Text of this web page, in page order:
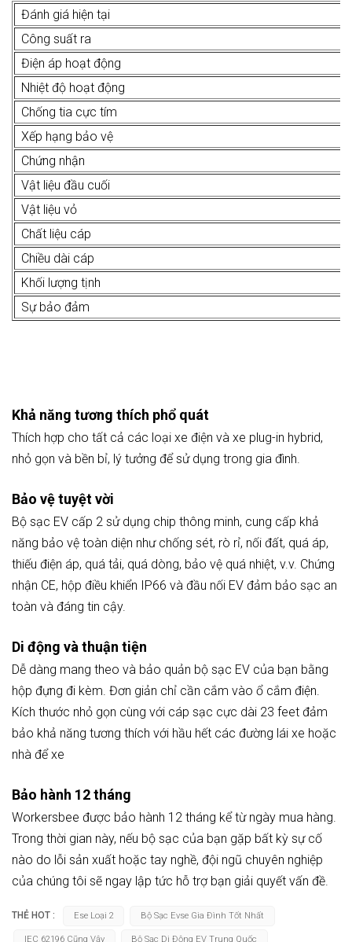
Đánh giá hiện tại
Công suất ra
Điện áp hoạt động
Nhiệt độ hoạt động
Chống tia cực tím
Xếp hạng bảo vệ
Chứng nhận
Vật liệu đầu cuối
Vật liệu vỏ
Chất liệu cáp
Chiều dài cáp
Khối lượng tịnh
Sự bảo đảm
Khả năng tương thích phổ quát
Thích hợp cho tất cả các loại xe điện và xe plug-in hybrid,
nhỏ gọn và bền bỉ, lý tưởng để sử dụng trong gia đình.
Bảo vệ tuyệt vời
Bộ sạc EV cấp 2 sử dụng chip thông minh, cung cấp khả
năng bảo vệ toàn diện như chống sét, rò rỉ, nối đất, quá áp,
thiếu điện áp, quá tải, quá dòng, bảo vệ quá nhiệt, v.v. Chứng
nhận CE, hộp điều khiển IP66 và đầu nối EV đảm bảo sạc an
toàn và đáng tin cậy.
Di động và thuận tiện
Dễ dàng mang theo và bảo quản bộ sạc EV của bạn bằng
hộp đựng đi kèm. Đơn giản chỉ cần cắm vào ổ cắm điện.
Kích thước nhỏ gọn cùng với cáp sạc cực dài 23 feet đảm
bảo khả năng tương thích với hầu hết các đường lái xe hoặc
nhà để xe
Bảo hành 12 tháng
Workersbee được bảo hành 12 tháng kể từ ngày mua hàng.
Trong thời gian này, nếu bộ sạc của bạn gặp bất kỳ sự cố
nào do lỗi sản xuất hoặc tay nghề, đội ngũ chuyên nghiệp
của chúng tôi sẽ ngay lập tức hỗ trợ bạn giải quyết vấn đề.
THẺ HOT : Ese Loại 2 Bộ Sạc Evse Gia Đình Tốt Nhất
IEC 62196 Cũng Vậy Bộ Sạc Di Động EV Trung Quốc